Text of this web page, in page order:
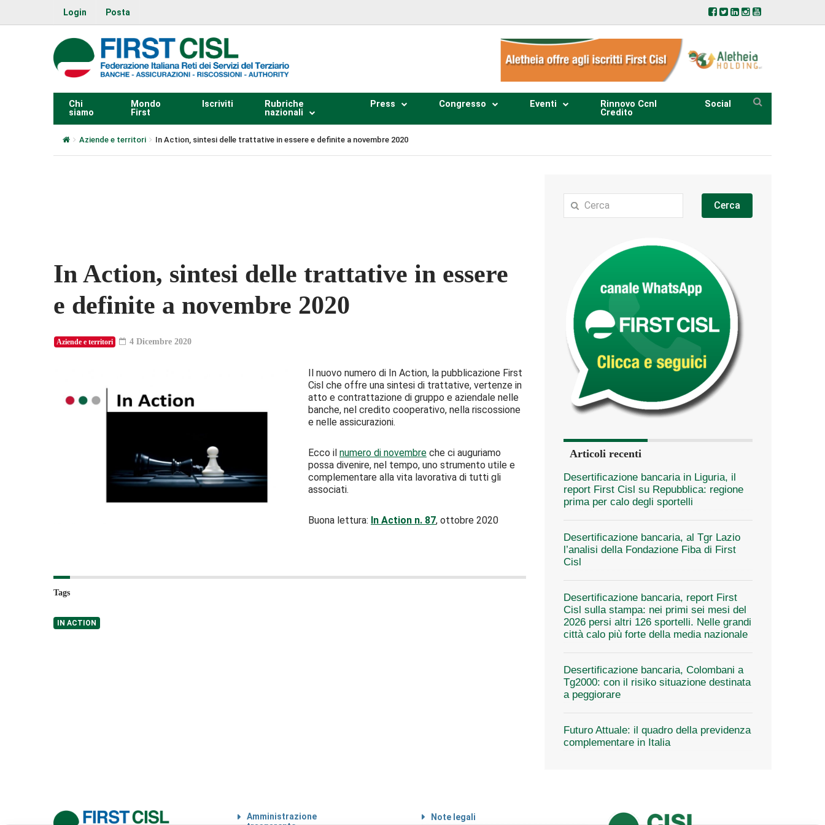
Login Posta
Chi
siamo
Mondo
First
Iscriviti
Rubriche
nazionali
Press Congresso Eventi
Rinnovo Ccnl
Credito
Social
Aziende e territori In Action, sintesi delle trattative in essere e definite a novembre 2020
In Action, sintesi delle trattative in essere
e definite a novembre 2020
Aziende e territori 4 Dicembre 2020
Il nuovo numero di In Action, la pubblicazione First
Cisl che offre una sintesi di trattative, vertenze in
atto e contrattazione di gruppo e aziendale nelle
banche, nel credito cooperativo, nella riscossione
e nelle assicurazioni.
Ecco il numero di novembre che ci auguriamo
possa divenire, nel tempo, uno strumento utile e
complementare alla vita lavorativa di tutti gli
associati.
Buona lettura: In Action n. 87, ottobre 2020
Tags
IN ACTION
Cerca
Articoli recenti
Desertificazione bancaria in Liguria, il
report First Cisl su Repubblica: regione
prima per calo degli sportelli
Desertificazione bancaria, al Tgr Lazio
l’analisi della Fondazione Fiba di First
Cisl
Desertificazione bancaria, report First
Cisl sulla stampa: nei primi sei mesi del
2026 persi altri 126 sportelli. Nelle grandi
città calo più forte della media nazionale
Desertificazione bancaria, Colombani a
Tg2000: con il risiko situazione destinata
a peggiorare
Futuro Attuale: il quadro della previdenza
complementare in Italia
Amministrazione
Note legali